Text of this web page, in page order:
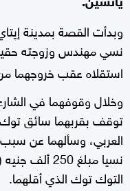
وبدأت القصة بمدينة
نسي مهندس وزوجته
استقلاه عقب خروجهما
وخلال وقوفهما في
توقف بقربهما سائق
العربي، وسألهما عن سبب
التوك توك الذي أقلهما.